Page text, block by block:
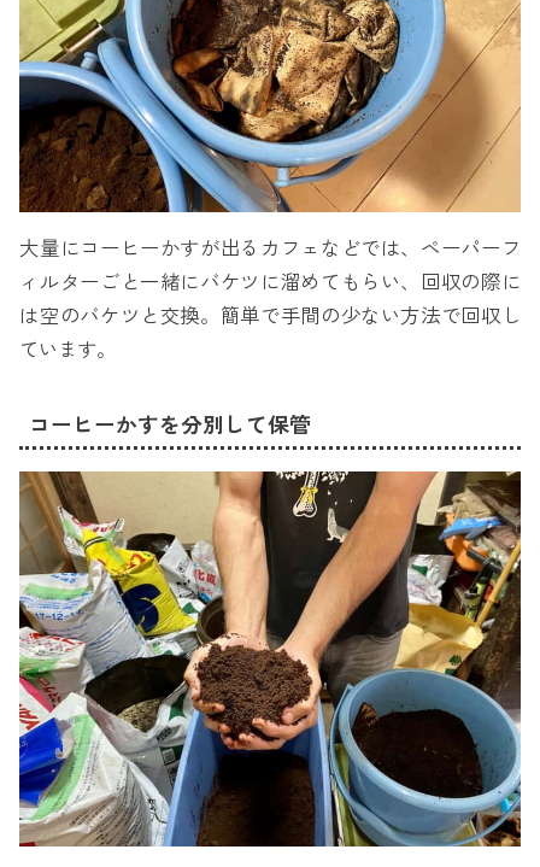
大量にコーヒーかすが出るカフェなどでは、ペーパーフ
ィルターごと一緒にバケツに溜めてもらい、回収の際に
は空のバケツと交換。簡単で手間の少ない方法で回収し
ています。
コーヒーかすを分別して保管